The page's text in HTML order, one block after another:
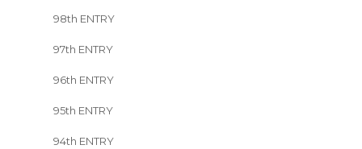
98th ENTRY
97th ENTRY
96th ENTRY
95th ENTRY
94th ENTRY